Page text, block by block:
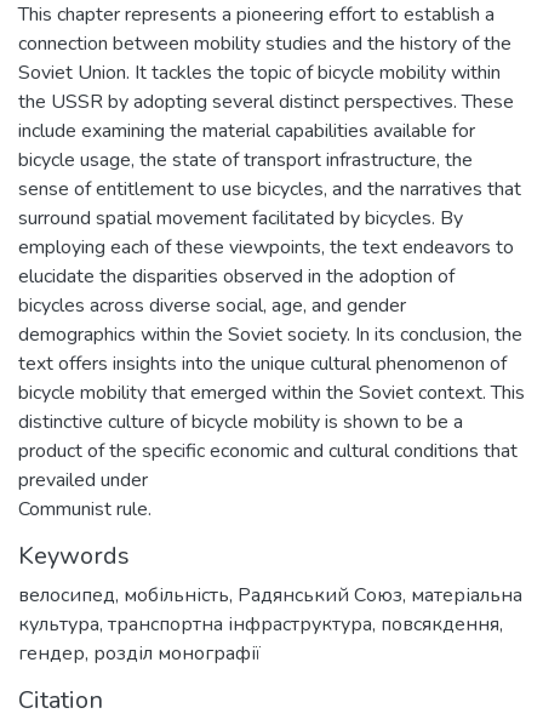
This chapter represents a pioneering effort to establish a
connection between mobility studies and the history of the
Soviet Union. It tackles the topic of bicycle mobility within
the USSR by adopting several distinct perspectives. These
include examining the material capabilities available for
bicycle usage, the state of transport infrastructure, the
sense of entitlement to use bicycles, and the narratives that
surround spatial movement facilitated by bicycles. By
employing each of these viewpoints, the text endeavors to
elucidate the disparities observed in the adoption of
bicycles across diverse social, age, and gender
demographics within the Soviet society. In its conclusion, the
text offers insights into the unique cultural phenomenon of
bicycle mobility that emerged within the Soviet context. This
distinctive culture of bicycle mobility is shown to be a
product of the specific economic and cultural conditions that
prevailed under
Communist rule.
Keywords
велосипед, мобільність, Радянський Союз, матеріальна
культура, транспортна інфраструктура, повсякдення,
гендер, розділ монографії
Citation